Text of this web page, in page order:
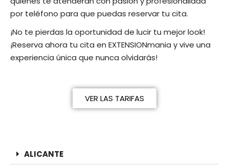
por teléfono para que puedas reservar tu cita.
¡No te pierdas la oportunidad de lucir tu mejor look!
¡Reserva ahora tu cita en EXTENSIONmania y vive una
experiencia única que nunca olvidarás!
VER LAS TARIFAS
ALICANTE